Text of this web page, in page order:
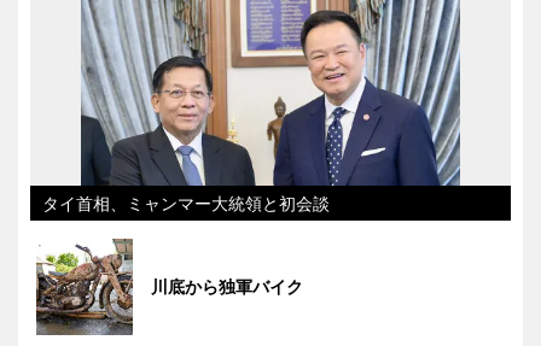
タイ首相、ミャンマー大統領と初会談
川底から独軍バイク